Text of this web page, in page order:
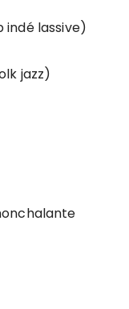
indé lassive)
jazz)